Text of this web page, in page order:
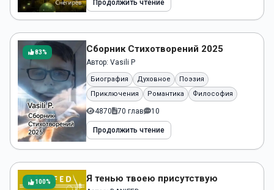
Продолжить чтение
83% Сборник Стихотворений 2025
Автор: Vasili P
Биография Духовное
Поэзия
Приключения
Романтика Философия
4870 70 глав 10
Продолжить чтение
100% Я тенью твоею присутствую